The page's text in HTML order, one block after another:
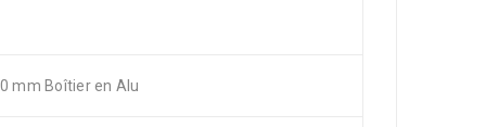
mm Boîtier en Alu